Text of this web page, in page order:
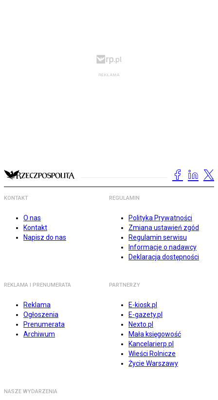
KONTAKT
O nas
Kontakt
Napisz do nas
REGULAMIN
Polityka Prywatności
Zmiana ustawień zgód
Regulamin serwisu
Informacje o nadawcy
Deklaracja dostępności
REKLAMA I PRENUMERATA
Reklama
Ogłoszenia
Prenumerata
Archiwum
PARTNERZY
E-kiosk.pl
E-gazety.pl
Nexto.pl
Mała księgowość
Kancelarierp.pl
Wieści Rolnicze
Życie Warszawy
NASZE WYDARZENIA